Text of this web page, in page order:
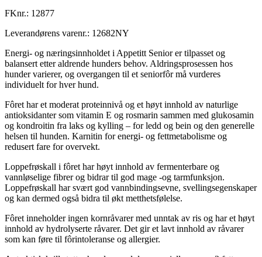
FKnr.: 12877
Leverandørens varenr.: 12682NY
Energi- og næringsinnholdet i Appetitt Senior er tilpasset og
balansert etter aldrende hunders behov. Aldringsprosessen hos
hunder varierer, og overgangen til et seniorfôr må vurderes
individuelt for hver hund.
Fôret har et moderat proteinnivå og et høyt innhold av naturlige
antioksidanter som vitamin E og rosmarin sammen med glukosamin
og kondroitin fra laks og kylling – for ledd og bein og den generelle
helsen til hunden. Karnitin for energi- og fettmetabolisme og
redusert fare for overvekt.
Loppefrøskall i fôret har høyt innhold av fermenterbare og
vannløselige fibrer og bidrar til god mage -og tarmfunksjon.
Loppefrøskall har svært god vannbindingsevne, svellingsegenskaper
og kan dermed også bidra til økt metthetsfølelse.
Fôret inneholder ingen kornråvarer med unntak av ris og har et høyt
innhold av hydrolyserte råvarer. Det gir et lavt innhold av råvarer
som kan føre til fôrintoleranse og allergier.